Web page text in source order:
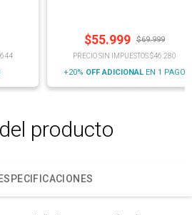
$55.999 $69.999
PRECIO SIN IMPUESTOS $46.280
+20% OFF ADICIONAL EN 1 PAGO
producto
ESPECIFICACIONES